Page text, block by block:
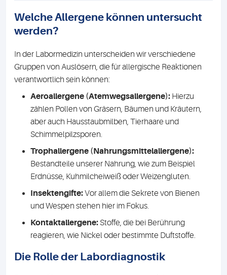
Welche Allergene können untersucht
werden?
In der Labormedizin unterscheiden wir verschiedene
Gruppen von Auslösern, die für allergische Reaktionen
verantwortlich sein können:
Aeroallergene (Atemwegsallergene): Hierzu
zählen Pollen von Gräsern, Bäumen und Kräutern,
aber auch Hausstaubmilben, Tierhaare und
Schimmelpilzsporen.
Trophallergene (Nahrungsmittelallergene):
Bestandteile unserer Nahrung, wie zum Beispiel
Erdnüsse, Kuhmilcheiweiß oder Weizengluten.
Insektengifte:Vor allem die Sekrete von Bienen
und Wespen stehen hier im Fokus.
Kontaktallergene: Stoffe, die bei Berührung
reagieren, wie Nickel oder bestimmte Duftstoffe.
Die Rolle der Labordiagnostik